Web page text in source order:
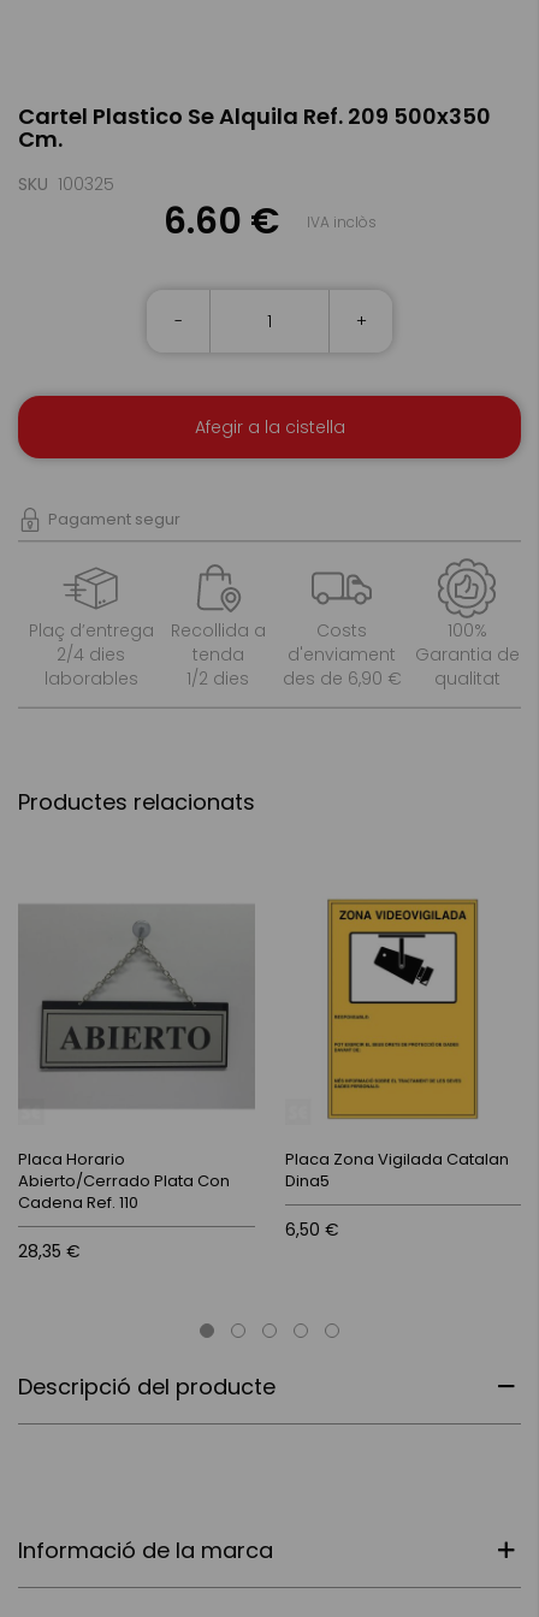
Cartel Plastico Se Alquila Ref. 209 500x350
Cm.
SKU 100325
6.60 € IVA inclòs
- +
Afegir a la cistella
Pagament segur
Plaç d’entrega
2/4 dies
laborables
Recollida a
tenda
1/2 dies
Costs
d'enviament
des de 6,90 €
100%
Garantia de
qualitat
to
the
of
Descripció del producte
Informació de la marca
Productes relacionats
Placa Horario
Abierto/Cerrado Plata Con
Cadena Ref. 110
28,35 €
Placa Zona Vigilada Catalan
Dina5
6,50 €